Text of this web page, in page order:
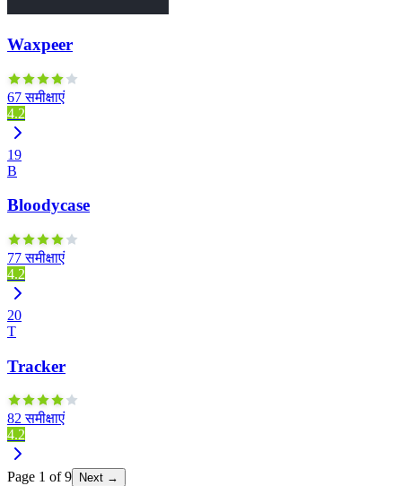
Waxpeer
67 समीक्षाएं
4.2
19
B
Bloodycase
77 समीक्षाएं
4.2
20
T
Tracker
82 समीक्षाएं
4.2
Page 1 of9 Next →